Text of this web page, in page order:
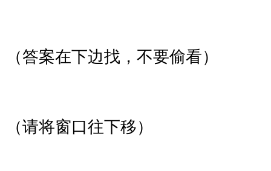
（答案在下边找，不要偷看）
（请将窗口往下移）